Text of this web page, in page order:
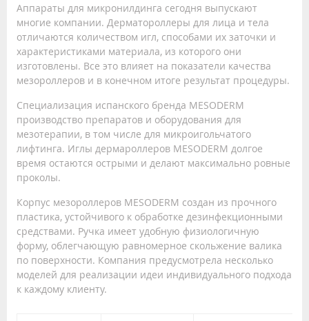
Аппараты для микронилдинга сегодня выпускают
многие компании. Дерматороллеры для лица и тела
отличаются количеством игл, способами их заточки и
характеристиками материала, из которого они
изготовлены. Все это влияет на показатели качества
мезороллеров и в конечном итоге результат процедуры.
Специализация испанского бренда MESODERM
производство препаратов и оборудования для
мезотерапии, в том числе для микроигольчатого
лифтинга. Иглы дермароллеров MESODERM долгое
время остаются острыми и делают максимально ровные
проколы.
Корпус мезороллеров MESODERM создан из прочного
пластика, устойчивого к обработке дезинфекционными
средствами. Ручка имеет удобную физиологичную
форму, облегчающую равномерное скольжение валика
по поверхности. Компания предусмотрела несколько
моделей для реализации идеи индивидуального подхода
к каждому клиенту.